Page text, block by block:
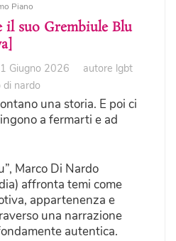
Piano
suo Grembiule Blu
1 Giugno 2026
autore lgbt
di nardo
una storia. E poi ci
a fermarti e ad
Marco Di Nardo
affronta temi come
appartenenza e
una narrazione
autentica.